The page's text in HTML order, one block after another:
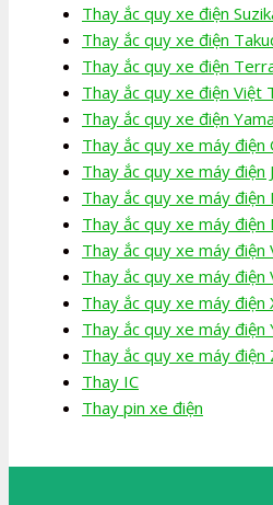
Thay ắc quy xe điện
Thay ắc quy xe điện
Thay ắc quy xe điện
Thay ắc quy xe điện Việt
Thay ắc quy xe điện
Thay ắc quy xe máy điện
Thay ắc quy xe máy điện
Thay ắc quy xe máy điện
Thay ắc quy xe máy điện
Thay ắc quy xe máy điện
Thay ắc quy xe máy điện
Thay ắc quy xe máy điện
Thay ắc quy xe máy điện
Thay ắc quy xe máy điện
Thay IC
Thay pin xe điện